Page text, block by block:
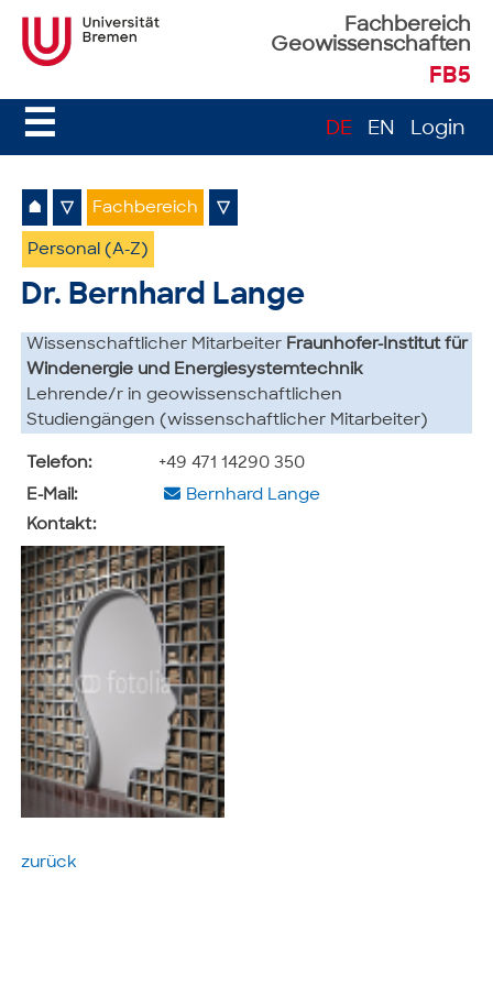
Fachbereich
Geowissenschaften
FB5
☰ DE EN Login
⌂ ▽ Fachbereich ▽
Personal (A-Z)
Dr. Bernhard Lange
Wissenschaftlicher Mitarbeiter Fraunhofer-Institut für
Windenergie und Energiesystemtechnik
Lehrende/r in geowissenschaftlichen
Studiengängen (wissenschaftlicher Mitarbeiter)
Telefon:
+49 471 14290 350
E-Mail:
Bernhard Lange
Kontakt:
zurück